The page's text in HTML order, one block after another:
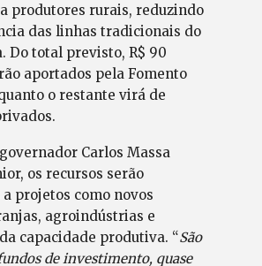
produtores rurais, reduzindo
das linhas tradicionais do
Do total previsto, R$ 90
aportados pela Fomento
o restante virá de
Carlos Massa
os recursos serão
projetos como novos
agroindústrias e
capacidade produtiva. “São
de investimento, quase